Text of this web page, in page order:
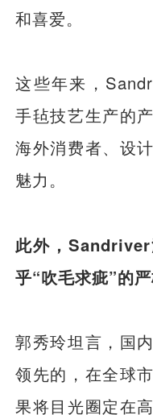
和喜爱。
这些年来，
手毡技艺生产的
海外消费者、设
魅力。
此外，
乎“吹毛求疵”的严
郭秀玲坦言，国
领先的，在全球
果将目光圈定在